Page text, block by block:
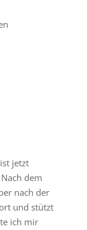
jetzt
dem
nach der
und stützt
ich mir